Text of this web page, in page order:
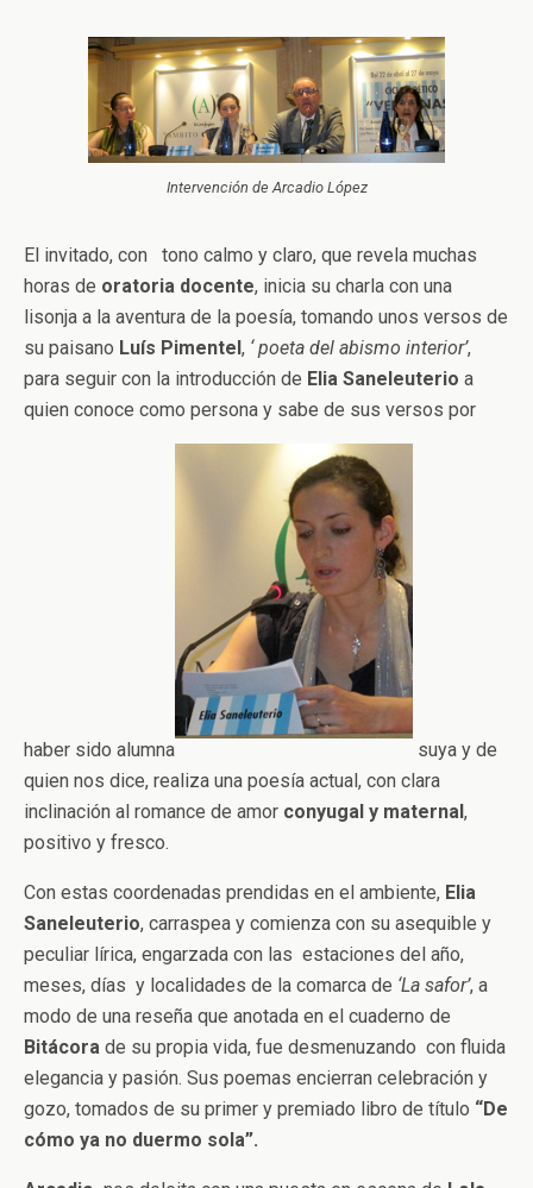
Intervención de Arcadio López
El invitado, con tono calmo y claro, que revela muchas
horas de oratoria docente, inicia su charla con una
lisonja a la aventura de la poesía, tomando unos versos de
su paisano Luís Pimentel, ‘ poeta del abismo interior’,
para seguir con la introducción de Elia Saneleuterio a
quien conoce como persona y sabe de sus versos por
haber sido alumna
suya y de
quien nos dice, realiza una poesía actual, con clara
inclinación al romance de amor conyugal y maternal,
positivo y fresco.
Con estas coordenadas prendidas en el ambiente, Elia
Saneleuterio, carraspea y comienza con su asequible y
peculiar lírica, engarzada con las estaciones del año,
meses, días y localidades de la comarca de ‘La safor’, a
modo de una reseña que anotada en el cuaderno de
Bitácora de su propia vida, fue desmenuzando con fluida
elegancia y pasión. Sus poemas encierran celebración y
gozo, tomados de su primer y premiado libro de título “De
cómo ya no duermo sola”.